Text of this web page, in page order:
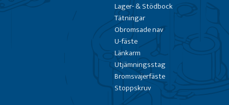
Lager- & Stödbock
Tätningar
Obromsade nav
U-fäste
Länkarm
Utjämningsstag
Bromsvajerfäste
Stoppskruv